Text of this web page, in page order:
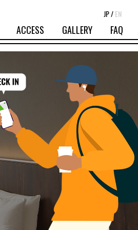
JP /EN
ACCESS GALLERY FAQ